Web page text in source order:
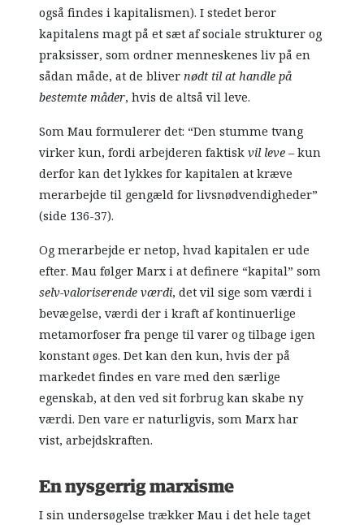
også findes i kapitalismen). I stedet beror
kapitalens magt på et sæt af sociale strukturer og
praksisser, som ordner menneskenes liv på en
sådan måde, at de blivernødt tilat handle på
bestemte måder, hvis de altså vil leve.
Som Mau formulerer det: “Den stumme tvang
virker kun, fordi arbejderen faktiskvil leve– kun
derfor kan det lykkes for kapitalen at kræve
merarbejde til gengæld for livsnødvendigheder”
(side 136-37).
Og merarbejde er netop, hvad kapitalen er ude
efter. Mau følger Marx i at definere “kapital” som
selv-valoriserende værdi, det vil sige som værdi i
bevægelse, værdi der i kraft af kontinuerlige
metamorfoser fra penge til varer og tilbage igen
konstant øges. Det kan den kun, hvis der på
markedet findes en vare med den særlige
egenskab, at den ved sit forbrug kan skabe ny
værdi. Den vare er naturligvis, som Marx har
vist, arbejdskraften.
En nysgerrig marxisme
I sin undersøgelse trækker Mau i det hele taget